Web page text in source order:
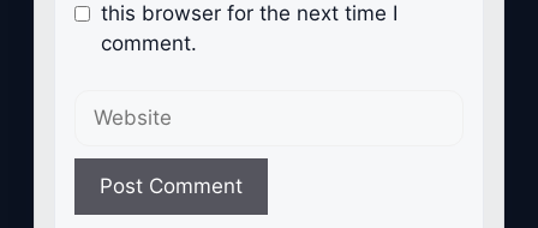
this browser for the next time I
comment.